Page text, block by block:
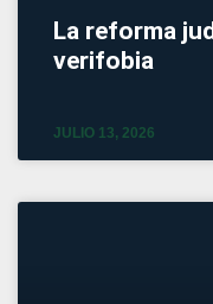
La reforma
verifobia
JULIO 13, 2026